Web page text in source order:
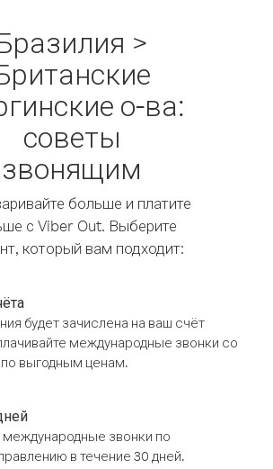
>
о-ва:
советы
звонящим
больше и платите
с Viber Out. Выберите
который вам подходит:
будет зачислена на ваш счёт
международные звонки со
выгодным ценам.
звонки по
в течение 30 дней.